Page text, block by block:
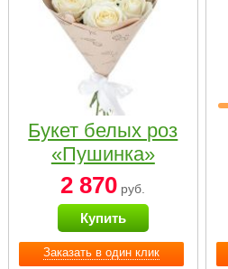
Заказать в один клик
Букет белых роз
«Пушинка»
2 870 руб.
Купить